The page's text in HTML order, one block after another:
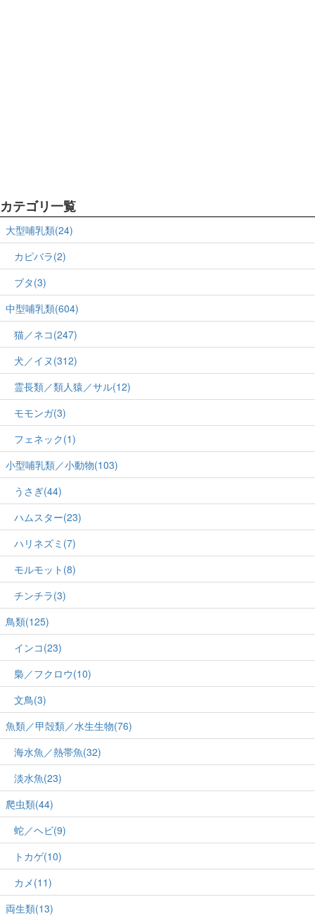
カテゴリ一覧
大型哺乳類(24)
カピバラ(2)
ブタ(3)
中型哺乳類(604)
猫／ネコ(247)
犬／イヌ(312)
霊長類／類人猿／サル(12)
モモンガ(3)
フェネック(1)
小型哺乳類／小動物(103)
うさぎ(44)
ハムスター(23)
ハリネズミ(7)
モルモット(8)
チンチラ(3)
鳥類(125)
インコ(23)
梟／フクロウ(10)
文鳥(3)
魚類／甲殻類／水生生物(76)
海水魚／熱帯魚(32)
淡水魚(23)
爬虫類(44)
蛇／ヘビ(9)
トカゲ(10)
カメ(11)
両生類(13)